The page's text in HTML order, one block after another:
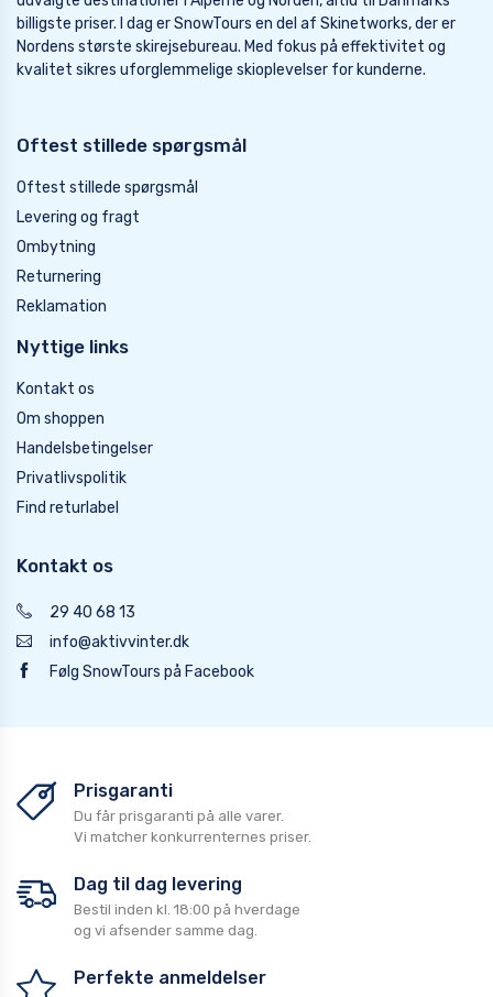
billigste priser. I dag er SnowTours en del af Skinetworks, der er
Nordens største skirejsebureau. Med fokus på effektivitet og
kvalitet sikres uforglemmelige skioplevelser for kunderne.
Oftest stillede spørgsmål
Oftest stillede spørgsmål
Levering og fragt
Ombytning
Returnering
Reklamation
Nyttige links
Kontakt os
Om shoppen
Handelsbetingelser
Privatlivspolitik
Find returlabel
Kontakt os
29 40 68 13
info@aktivvinter.dk
Følg SnowTours på Facebook
Prisgaranti
Du får prisgaranti på alle varer.
Vi matcher konkurrenternes priser.
Dag til dag levering
Bestil inden kl. 18:00 på hverdage
og vi afsender samme dag.
Perfekte anmeldelser